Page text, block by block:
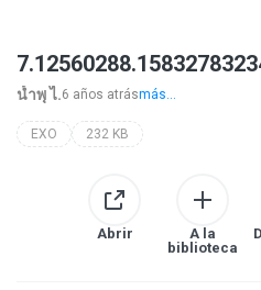
นํ้าพุ ไ.6 años atrásmás...
EXO 232 KB
Abrir
A la
biblioteca